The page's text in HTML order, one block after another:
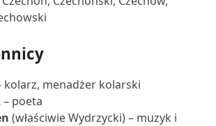
kolarz, menadżer kolarski
– poeta
(właściwie Wydrzycki) – muzyk i